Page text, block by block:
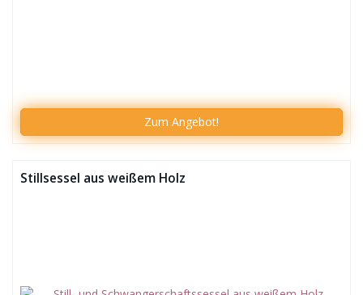
Zum Angebot!
Stillsessel aus weißem Holz